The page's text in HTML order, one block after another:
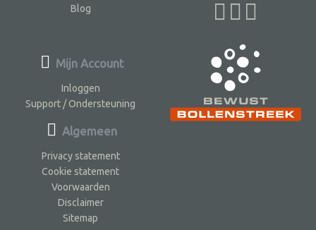
Blog
Mijn Account
Inloggen
Support / Ondersteuning
Algemeen
Privacy statement
Cookie statement
Voorwaarden
Disclaimer
Sitemap